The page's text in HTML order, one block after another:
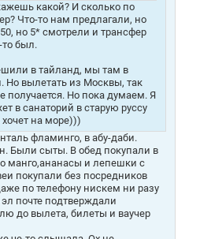
какой? И сколько по
Что-то нам предлагали, но
но 5* смотрели и трансфер
то был.
в тайланд, мы там в
Но вылетать из Москвы, так
получается. Но пока думаем. Я
в санаторий в старую руссу
на море)))
фламинго, в абу-даби.
Были сыты. В обед покупали в
манго,ананасы и лепешки с
покупали без посредников
по телефону нискем ни разу
почте подтверждали
до вылета, билеты и ваучер